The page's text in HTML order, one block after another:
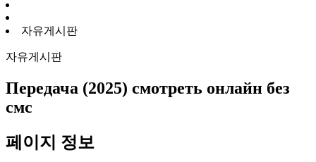
자유게시판
자유게시판
Передача (2025) смотреть онлайн без
смс
페이지 정보